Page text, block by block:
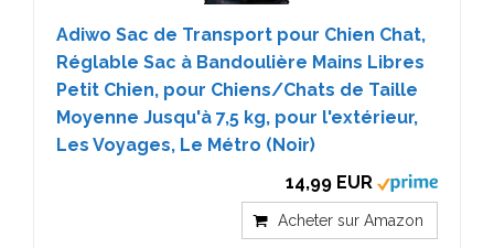
Adiwo Sac de Transport pour Chien Chat,
Réglable Sac à Bandoulière Mains Libres
Petit Chien, pour Chiens/Chats de Taille
Moyenne Jusqu'à 7,5 kg, pour l'extérieur,
Les Voyages, Le Métro (Noir)
14,99 EUR
Acheter sur Amazon